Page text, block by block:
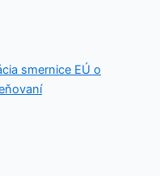
smernice EÚ o